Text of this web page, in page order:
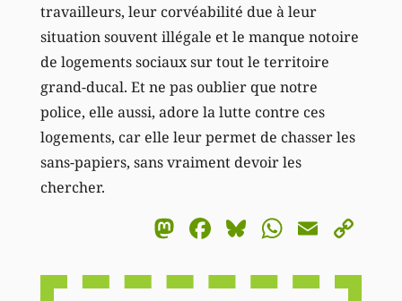
travailleurs, leur corvéabilité due à leur
situation souvent illégale et le manque notoire
de logements sociaux sur tout le territoire
grand-ducal. Et ne pas oublier que notre
police, elle aussi, adore la lutte contre ces
logements, car elle leur permet de chasser les
sans-papiers, sans vraiment devoir les
chercher.
Mastodon
Facebook
BlueskyEmail